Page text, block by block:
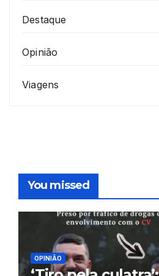
Destaque
Opinião
Viagens
You missed
OPINIÃO